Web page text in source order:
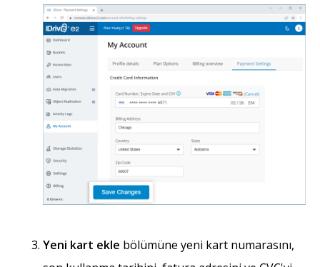
Yeni kart ekle bölümüne yeni kart numarasını,